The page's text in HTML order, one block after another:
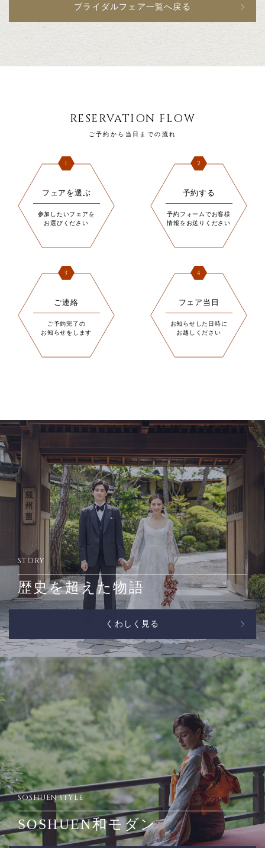
ブライダルフェア一覧へ戻る
RESERVATION FLOW
ご予約から当日までの流れ
1
フェアを選ぶ
参加したいフェアを
お選びください
2
予約する
予約フォームでお客様
情報をお送りください
3
ご連絡
ご予約完了の
お知らせをします
4
フェア当日
お知らせした日時に
お越しください
STORY
歴史を超えた物語
くわしく見る
SOSHUEN STYLE
SOSHUEN和モダン